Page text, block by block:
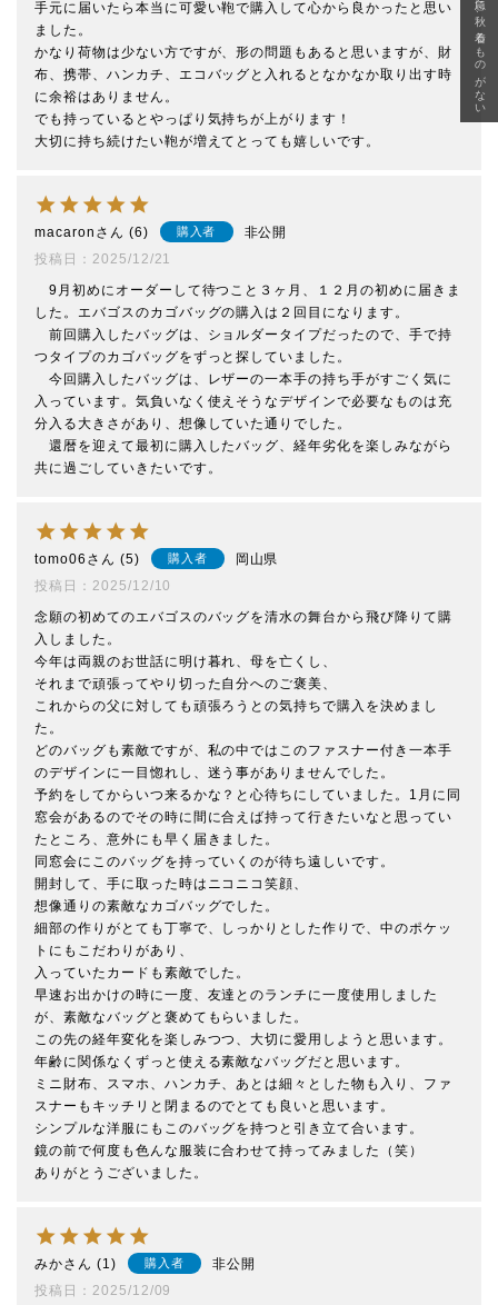
手元に届いたら本当に可愛い鞄で購入して心から良かったと思い
ました。
かなり荷物は少ない方ですが、形の問題もあると思いますが、財
布、携帯、ハンカチ、エコバッグと入れるとなかなか取り出す時
に余裕はありません。
でも持っているとやっぱり気持ちが上がります！
macaron 6 購入者
非公開
投稿日
2025/12/21
9月初めにオーダーして待つこと３ヶ月、１２月の初めに届きま
した。エバゴスのカゴバッグの購入は２回目になります。
前回購入したバッグは、ショルダータイプだったので、手で持
つタイプのカゴバッグをずっと探していました。
今回購入したバッグは、レザーの一本手の持ち手がすごく気に
入っています。気負いなく使えそうなデザインで必要なものは充
分入る大きさがあり、想像していた通りでした。
還暦を迎えて最初に購入したバッグ、経年劣化を楽しみながら
共に過ごしていきたいです。
tomo06 5 購入者
岡山県
投稿日
2025/12/10
念願の初めてのエバゴスのバッグを清水の舞台から飛び降りて購
入しました。
今年は両親のお世話に明け暮れ、母を亡くし、
それまで頑張ってやり切った自分へのご褒美、
これからの父に対しても頑張ろうとの気持ちで購入を決めまし
た。
どのバッグも素敵ですが、私の中ではこのファスナー付き一本手
のデザインに一目惚れし、迷う事がありませんでした。
予約をしてからいつ来るかな？と心待ちにしていました。1月に同
窓会があるのでその時に間に合えば持って行きたいなと思ってい
たところ、意外にも早く届きました。
同窓会にこのバッグを持っていくのが待ち遠しいです。
開封して、手に取った時はニコニコ笑顔、
想像通りの素敵なカゴバッグでした。
細部の作りがとても丁寧で、しっかりとした作りで、中のポケッ
トにもこだわりがあり、
入っていたカードも素敵でした。
早速お出かけの時に一度、友達とのランチに一度使用しました
が、素敵なバッグと褒めてもらいました。
この先の経年変化を楽しみつつ、大切に愛用しようと思います。
年齢に関係なくずっと使える素敵なバッグだと思います。
ミニ財布、スマホ、ハンカチ、あとは細々とした物も入り、ファ
スナーもキッチリと閉まるのでとても良いと思います。
シンプルな洋服にもこのバッグを持つと引き立て合います。
鏡の前で何度も色んな服装に合わせて持ってみました（笑）
みか 1 購入者
非公開
投稿日
2025/12/09
急に秋、着るものがない